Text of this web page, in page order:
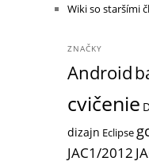
Wiki so staršími
ZNAČKY
Android
cvičenie
dizajn Eclipse
JAC1/2012